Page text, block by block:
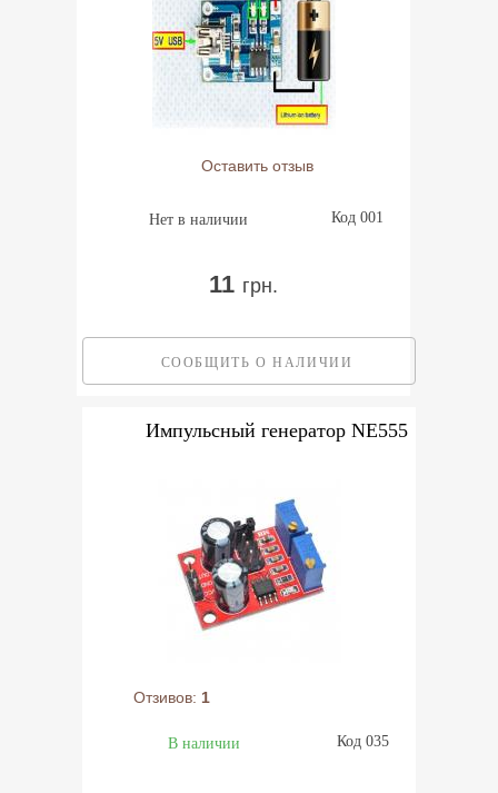
Оставить отзыв
Нет в наличии Код 001
11 грн.
СООБЩИТЬ О НАЛИЧИИ
Импульсный генератор NE555
Отзивов: 1
В наличии Код 035